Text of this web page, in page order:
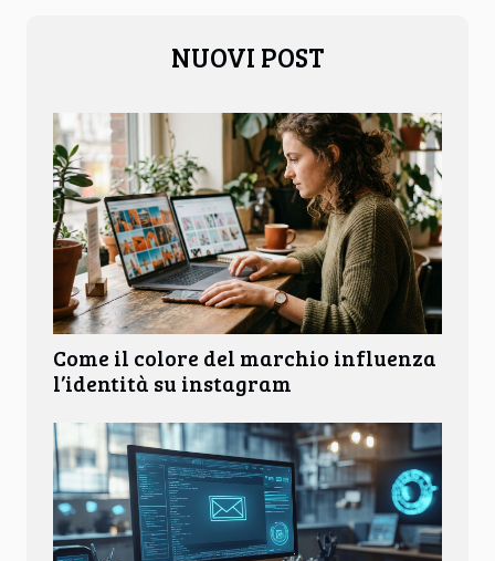
NUOVI POST
Come il colore del marchio influenza
l’identità su instagram